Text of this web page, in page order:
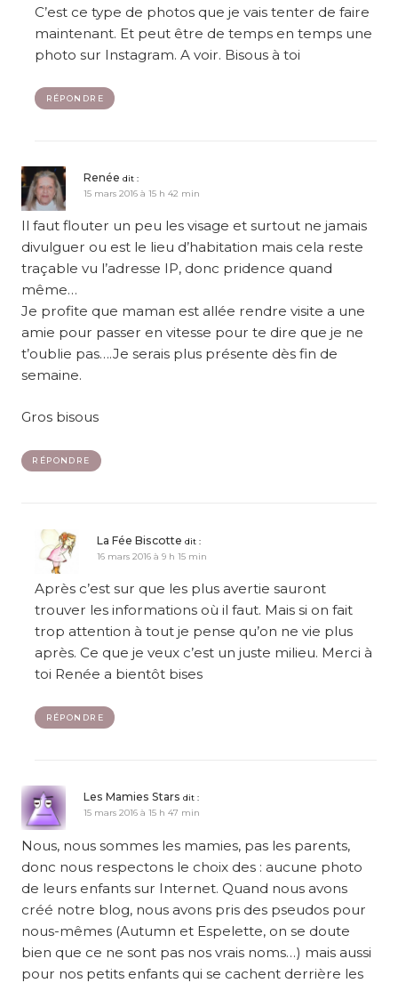
C’est ce type de photos que je vais tenter de faire
maintenant. Et peut être de temps en temps une
photo sur Instagram. A voir. Bisous à toi
RÉPONDRE
Renée dit :
15 mars 2016 à 15 h 42 min
Il faut flouter un peu les visage et surtout ne jamais
divulguer ou est le lieu d’habitation mais cela reste
traçable vu l’adresse IP, donc pridence quand
même…
Je profite que maman est allée rendre visite a une
amie pour passer en vitesse pour te dire que je ne
t’oublie pas….Je serais plus présente dès fin de
semaine.
Gros bisous
RÉPONDRE
La Fée Biscotte dit :
16 mars 2016 à 9 h 15 min
Après c’est sur que les plus avertie sauront
trouver les informations où il faut. Mais si on fait
trop attention à tout je pense qu’on ne vie plus
après. Ce que je veux c’est un juste milieu. Merci à
toi Renée a bientôt bises
RÉPONDRE
Les Mamies Stars dit :
15 mars 2016 à 15 h 47 min
Nous, nous sommes les mamies, pas les parents,
donc nous respectons le choix des : aucune photo
de leurs enfants sur Internet. Quand nous avons
créé notre blog, nous avons pris des pseudos pour
nous-mêmes (Autumn et Espelette, on se doute
bien que ce ne sont pas nos vrais noms…) mais aussi
pour nos petits enfants qui se cachent derrière les